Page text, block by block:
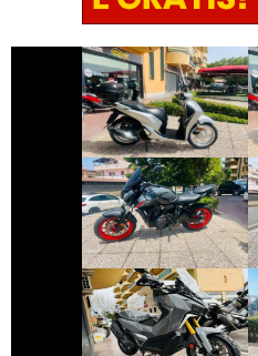
HONDA SH
€ 2.590 €
YAMAHA MT-07
€ 5.990 €
SYM ADX-400
€ 6.990 €